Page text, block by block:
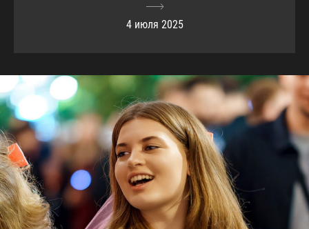
4 июля 2025